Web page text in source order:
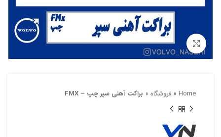
بزرگنمایی تصویر
Home
» فروشگاه » براکت آهنی سپر چپ – ‌FMX